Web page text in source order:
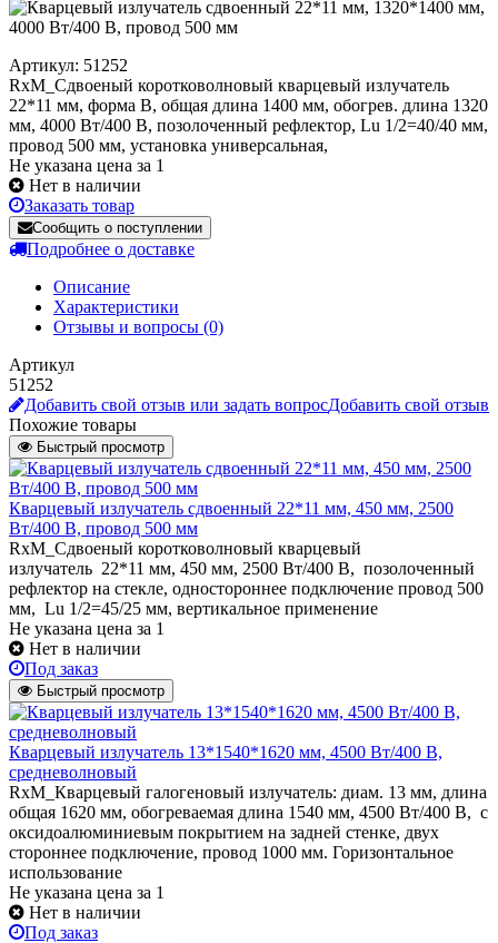
Артикул: 51252
RxM_Сдвоеный коротковолновый кварцевый излучатель
22*11 мм, форма B, общая длина 1400 мм, обогрев. длина 1320
мм, 4000 Вт/400 В, позолоченный рефлектор, Lu 1/2=40/40 мм,
провод 500 мм, установка универсальная,
Не указана цена за 1
Нет в наличии
Заказать товар
Сообщить о поступлении
Подробнее о доставке
Описание
Характеристики
Отзывы и вопросы (0)
Артикул
51252
Добавить свой отзыв или задать вопросДобавить свой отзыв
Похожие товары
Быстрый просмотр
Кварцевый излучатель cдвоенный 22*11 мм, 450 мм, 2500
Вт/400 В, провод 500 мм
RxM_Сдвоеный коротковолновый кварцевый
излучатель 22*11 мм, 450 мм, 2500 Вт/400 В, позолоченный
рефлектор на стекле, одностороннее подключение провод 500
мм, Lu 1/2=45/25 мм, вертикальное применение
Не указана цена за 1
Нет в наличии
Под заказ
Быстрый просмотр
Кварцевый излучатель 13*1540*1620 мм, 4500 Вт/400 В,
средневолновый
RxM_Кварцевый галогеновый излучатель: диам. 13 мм, длина
общая 1620 мм, обогреваемая длина 1540 мм, 4500 Вт/400 В, с
оксидоалюминиевым покрытием на задней стенке, двух
стороннее подключение, провод 1000 мм. Горизонтальное
использование
Не указана цена за 1
Нет в наличии
Под заказ